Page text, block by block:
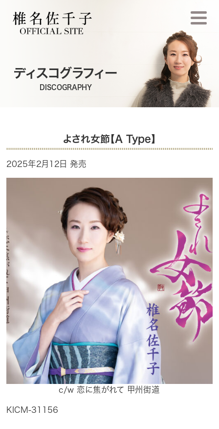
ディスコグラフィー
DISCOGRAPHY
よされ女節【A Type】
2025年2月12日 発売
c/w 恋に焦がれて 甲州街道
KICM-31156